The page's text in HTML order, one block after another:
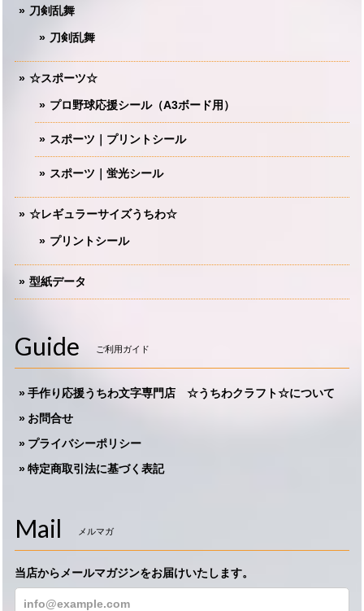
刀剣乱舞
刀剣乱舞
☆スポーツ☆
プロ野球応援シール（A3ボード用）
スポーツ｜プリントシール
スポーツ｜蛍光シール
☆レギュラーサイズうちわ☆
プリントシール
型紙データ
Guide ご利用ガイド
手作り応援うちわ文字専門店 ☆うちわクラフト☆について
お問合せ
プライバシーポリシー
特定商取引法に基づく表記
Mail メルマガ
当店からメールマガジンをお届けいたします。